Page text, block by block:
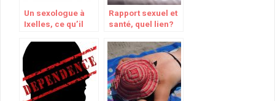
Un sexologue à
Ixelles, ce qu’il
Rapport sexuel et
santé, quel lien?